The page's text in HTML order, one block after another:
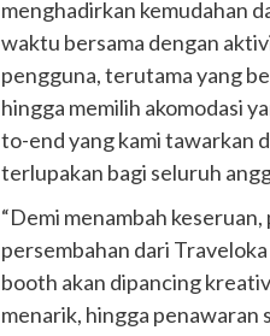
menghadirkan kemudahan
waktu bersama dengan
pengguna, terutama yang
hingga memilih akomodasi
to-end yang kami tawarkan
terlupakan bagi seluruh
“Demi menambah
persembahan dari
booth akan dipancing
menarik, hingga penawaran